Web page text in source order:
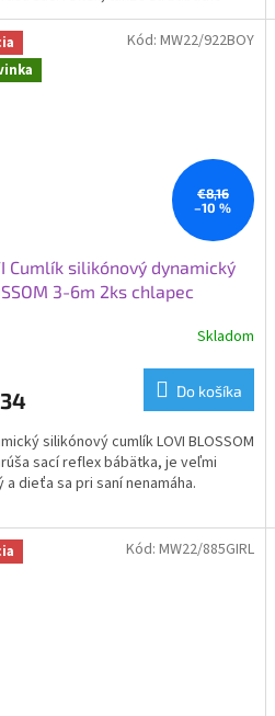
voľne vracať k...
€8,16
–10 %
Cumlík silikónový dynamický
3-6m 2ks chlapec
Skladom
Do košíka
silikónový cumlík LOVI BLOSSOM
sací reflex bábätka, je veľmi
a dieťa sa pri saní nenamáha.
Kód: MW22/922BOY
Kód: MW22/885GIRL